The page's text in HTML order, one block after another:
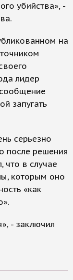
убийства», -
на
лидер
запугать
серьезно
после решения
что в случае
которым оно
«как
- заключил